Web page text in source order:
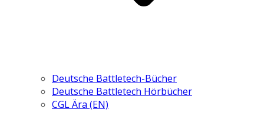
Deutsche Battletech-Bücher
Deutsche Battletech Hörbücher
CGL Ära (EN)